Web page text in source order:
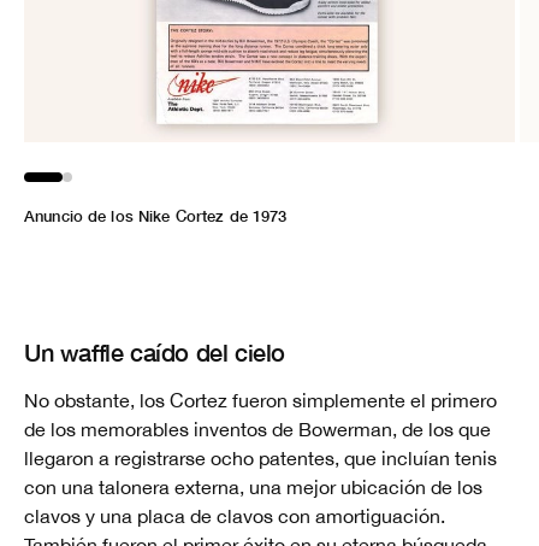
Anuncio de los Nike Cortez de 1973
Anuncio de los Nike Cortez Tradition de 1977
Un waffle caído del cielo
No obstante, los Cortez fueron simplemente el primero
de los memorables inventos de Bowerman, de los que
llegaron a registrarse ocho patentes, que incluían tenis
con una talonera externa, una mejor ubicación de los
clavos y una placa de clavos con amortiguación.